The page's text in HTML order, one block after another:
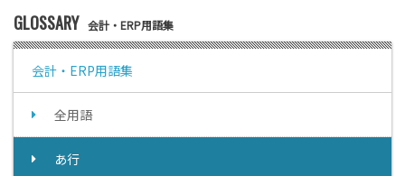
GLOSSARY 会計・ERP用語集
会計・ERP用語集
全用語
あ行